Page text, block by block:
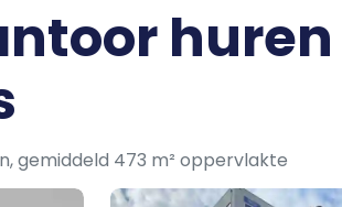
gemiddeld 473 m² oppervlakte